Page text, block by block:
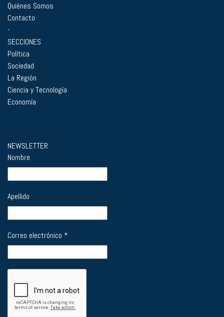
Quiénes Somos
Contacto
-
SECCIONES
Política
Sociedad
La Región
Ciencia y Tecnología
Economía
NEWSLETTER
Nombre
Apellido
Correo electrónico *